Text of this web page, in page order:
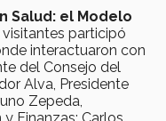
Salud: el Modelo
visitantes participó
interactuaron con
del Consejo del
Alva, Presidente
Zepeda,